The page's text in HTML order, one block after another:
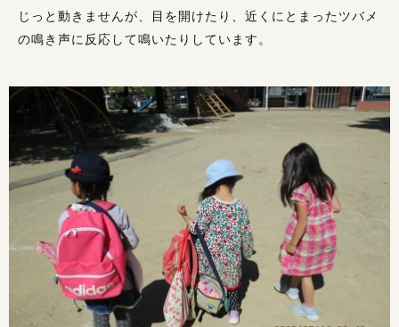
じっと動きませんが、目を開けたり、近くにとまったツバメ
の鳴き声に反応して鳴いたりしています。